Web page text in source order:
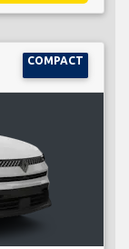
COMPACT